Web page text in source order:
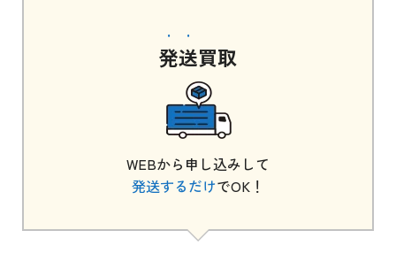
発送買取
WEBから申し込みして
発送するだけでOK！